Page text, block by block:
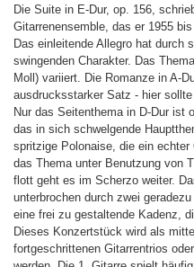
Die Suite in E-Dur, op. 156,
Gitarrenensemble, das er 1955
Das einleitende Allegro hat durch
swingenden Charakter. Das
Moll) variiert. Die Romanze in A-
ausdrucksstarker Satz - hier
Nur das Seitenthema in D-Dur ist
das in sich schwelgende
spritzige Polonaise, die ein
das Thema unter Benutzung von
flott geht es im Scherzo weiter.
unterbrochen durch zwei
eine frei zu gestaltende Kadenz,
Dieses Konzertstück wird als
fortgeschrittenen Gitarrentrios